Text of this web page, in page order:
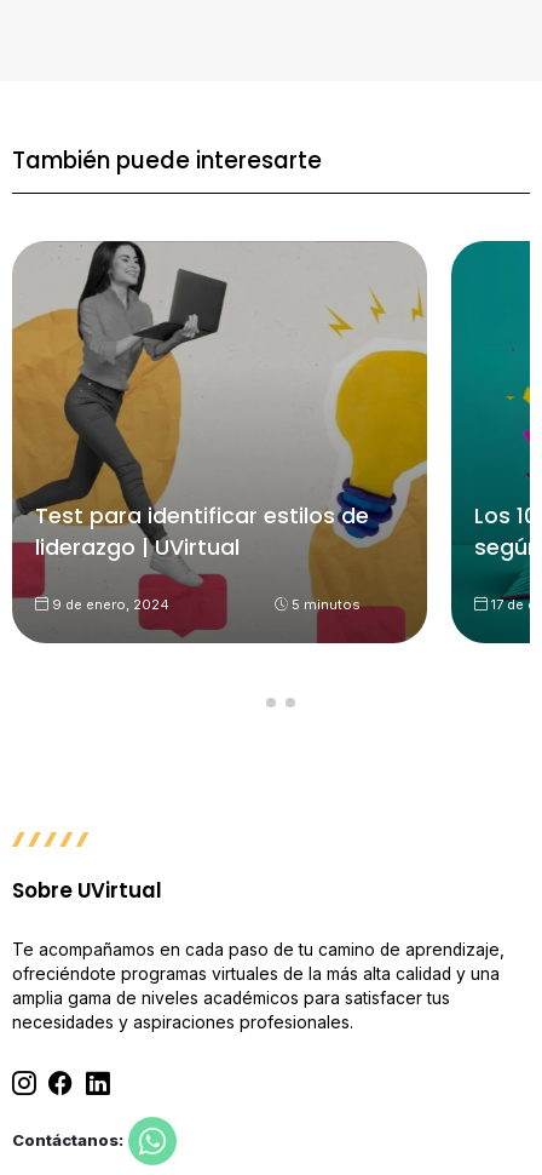
También puede interesarte
Test para identificar estilos de
liderazgo | UVirtual
9 de enero, 2024 5 minutos
Los
17 de
Sobre UVirtual
Te acompañamos en cada paso de tu camino de aprendizaje,
ofreciéndote programas virtuales de la más alta calidad y una
amplia gama de niveles académicos para satisfacer tus
necesidades y aspiraciones profesionales.
Contáctanos: